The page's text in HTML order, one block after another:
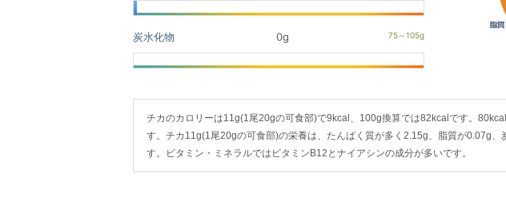
炭水化物 0g
チカのカロリーは11g(1尾20gの可食部)で9kcal、100g換算では82kcalです。
す。チカ11g(1尾20gの可食部)の栄養は、たんぱく質が多く2.15g、脂質が0.07g
す。ビタミン・ミネラルではビタミンB12とナイアシンの成分が多いです。